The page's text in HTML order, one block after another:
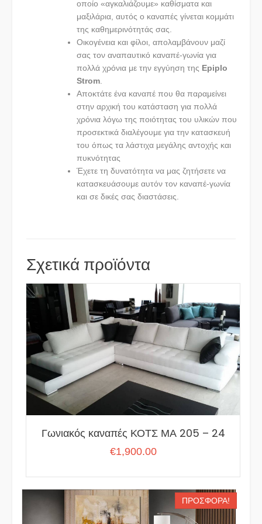
οποίο «αγκαλιάζουμε» καθίσματα και
μαξιλάρια, αυτός ο καναπές γίνεται κομμάτι
της καθημερινότητάς σας.
Οικογένεια και φίλοι, απολαμβάνουν μαζί
σας τον αναπαυτικό καναπέ-γωνία για
πολλά χρόνια με την εγγύηση της Epiplo
Strom.
Αποκτάτε ένα καναπέ που θα παραμείνει
στην αρχική του κατάσταση για πολλά
χρόνια λόγω της ποιότητας του υλικών που
προσεκτικά διαλέγουμε για την κατασκευή
του όπως τα λάστιχα μεγάλης αντοχής και
πυκνότητας
Έχετε τη δυνατότητα να μας ζητήσετε να
κατασκευάσουμε αυτόν τον καναπέ-γωνία
και σε δικές σας διαστάσεις.
Σχετικά προϊόντα
Γωνιακός καναπές ΚΟΤΣ ΜΑ 205 – 24
€1,900.00
ΠΡΟΣΦΟΡΆ!